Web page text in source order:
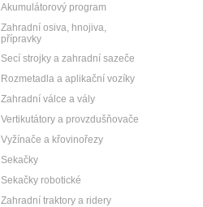
Akumulátorový program
Zahradní osiva, hnojiva,
přípravky
Secí strojky a zahradní sazeče
Rozmetadla a aplikační vozíky
Zahradní válce a vály
Vertikutátory a provzdušňovače
Vyžínače a křovinořezy
Sekačky
Sekačky robotické
Zahradní traktory a ridery